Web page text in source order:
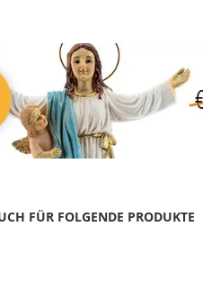
FÜR FOLGENDE PRODUKTE